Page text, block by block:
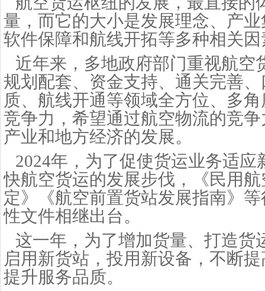
量，而它的大小是发展理念、产
软件保障和航线开拓等多种相关
近年来，多地政府部门重视航空
规划配套、资金支持、通关完善
质、航线开通等领域全方位、多
竞争力，希望通过航空物流的竞
产业和地方经济的发展。
2024年，为了促使货运业务适应
快航空货运的发展步伐，《民用
定》《航空前置货站发展指南》
性文件相继出台。
这一年，为了增加货量、打造货
启用新货站，投用新设备，不断
提升服务品质。